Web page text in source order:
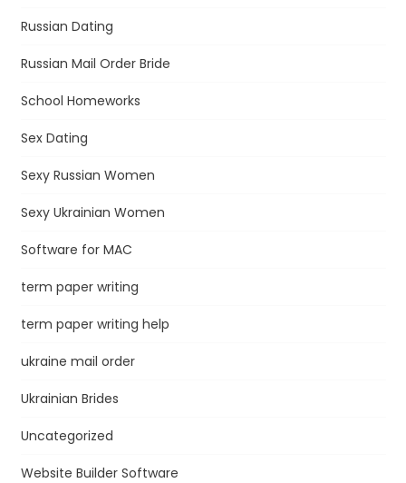
Russian Dating
Russian Mail Order Bride
School Homeworks
Sex Dating
Sexy Russian Women
Sexy Ukrainian Women
Software for MAC
term paper writing
term paper writing help
ukraine mail order
Ukrainian Brides
Uncategorized
Website Builder Software